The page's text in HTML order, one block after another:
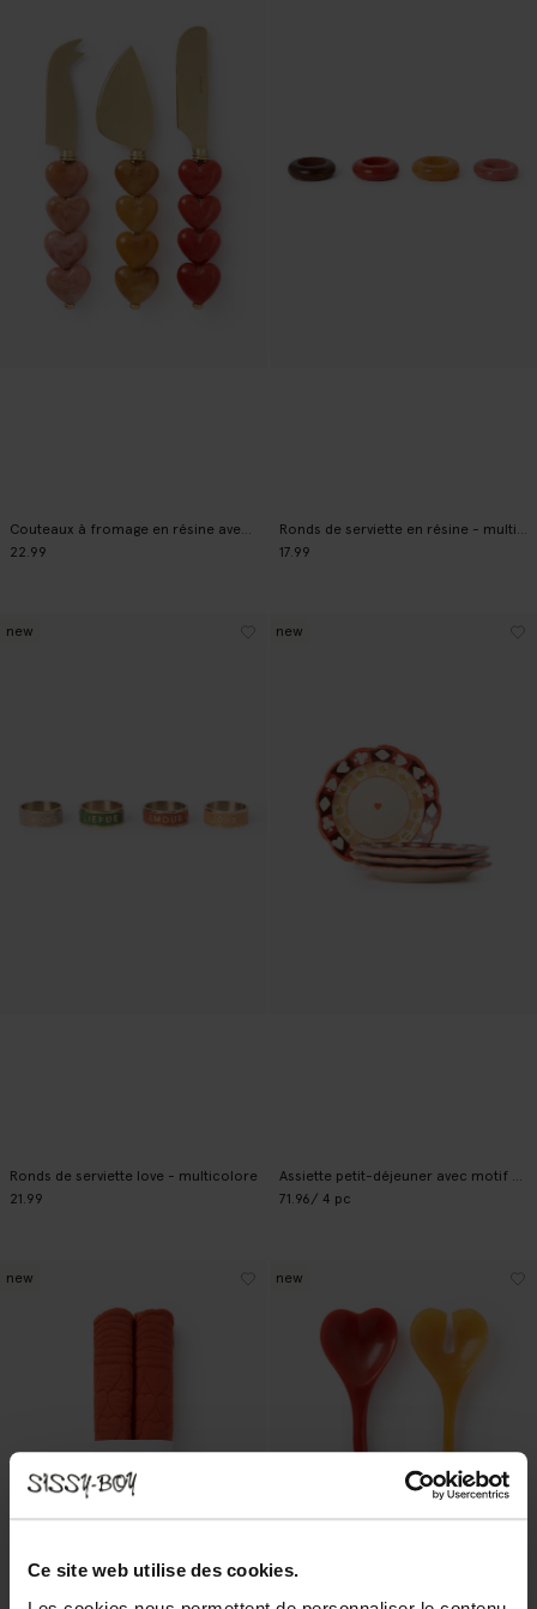
Ce site web utilise des cookies.
Couteaux à fromage en résine avec cœurs - multicolore
22.99
Ronds de serviette en résine - multicolore
17.99
Ronds de serviette love - multicolore
21.99
new
Assiette petit-déjeuner avec motif cartes - multicolore
71.96/ 4 pc
new
new new